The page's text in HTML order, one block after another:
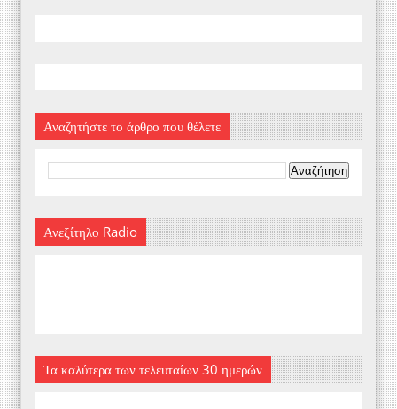
Αναζητήστε το άρθρο που θέλετε
Ανεξίτηλο Radio
Τα καλύτερα των τελευταίων 30 ημερών